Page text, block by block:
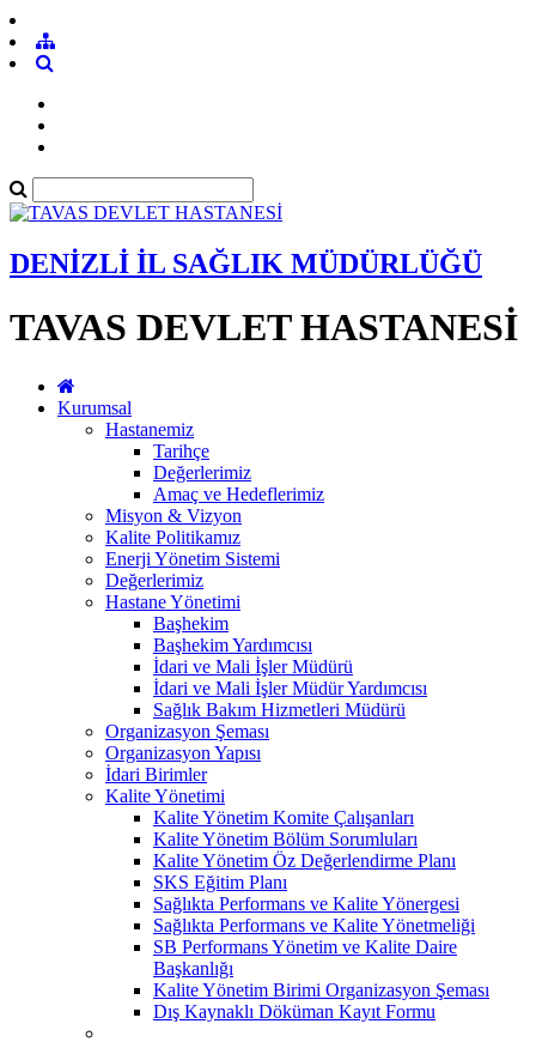
DENİZLİ İL SAĞLIK MÜDÜRLÜĞÜ
TAVAS DEVLET HASTANESİ
Kurumsal
Hastanemiz
Tarihçe
Değerlerimiz
Amaç ve Hedeflerimiz
Misyon & Vizyon
Kalite Politikamız
Enerji Yönetim Sistemi
Değerlerimiz
Hastane Yönetimi
Başhekim
Başhekim Yardımcısı
İdari ve Mali İşler Müdürü
İdari ve Mali İşler Müdür Yardımcısı
Sağlık Bakım Hizmetleri Müdürü
Organizasyon Şeması
Organizasyon Yapısı
İdari Birimler
Kalite Yönetimi
Kalite Yönetim Komite Çalışanları
Kalite Yönetim Bölüm Sorumluları
Kalite Yönetim Öz Değerlendirme Planı
SKS Eğitim Planı
Sağlıkta Performans ve Kalite Yönergesi
Sağlıkta Performans ve Kalite Yönetmeliği
SB Performans Yönetim ve Kalite Daire
Başkanlığı
Kalite Yönetim Birimi Organizasyon Şeması
Dış Kaynaklı Döküman Kayıt Formu